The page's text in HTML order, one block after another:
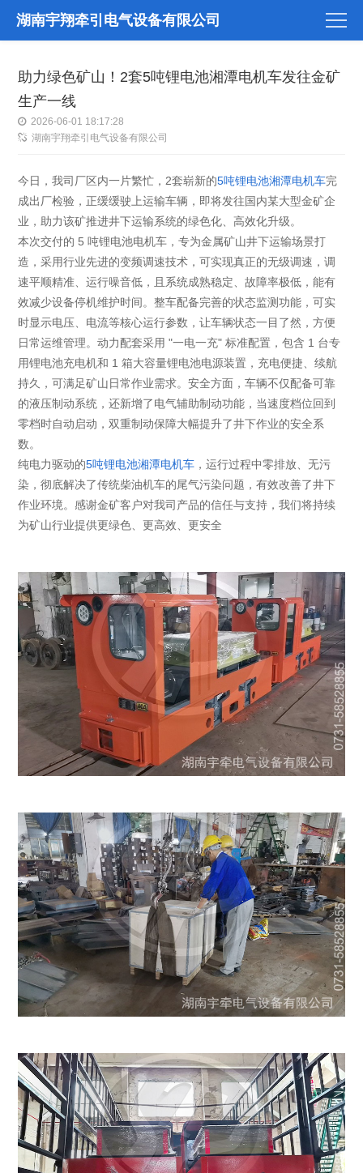
湖南宇翔牵引电气设备有限公司
助力绿色矿山！2套5吨锂电池湘潭电机车发往金矿
生产一线
2026-06-01 18:17:28
湖南宇翔牵引电气设备有限公司
今日，我司厂区内一片繁忙，2套崭新的5吨锂电池湘潭电机车完
成出厂检验，正缓缓驶上运输车辆，即将发往国内某大型金矿企
业，助力该矿推进井下运输系统的绿色化、高效化升级。
本次交付的 5 吨锂电池电机车，专为金属矿山井下运输场景打
造，采用行业先进的变频调速技术，可实现真正的无级调速，调
速平顺精准、运行噪音低，且系统成熟稳定、故障率极低，能有
效减少设备停机维护时间。整车配备完善的状态监测功能，可实
时显示电压、电流等核心运行参数，让车辆状态一目了然，方便
日常运维管理。动力配套采用 "一电一充" 标准配置，包含 1 台专
用锂电池充电机和 1 箱大容量锂电池电源装置，充电便捷、续航
持久，可满足矿山日常作业需求。安全方面，车辆不仅配备可靠
的液压制动系统，还新增了电气辅助制动功能，当速度档位回到
零档时自动启动，双重制动保障大幅提升了井下作业的安全系
数。
纯电力驱动的5吨锂电池湘潭电机车 ，运行过程中零排放、无污
染，彻底解决了传统柴油机车的尾气污染问题，有效改善了井下
作业环境。感谢金矿客户对我司产品的信任与支持，我们将持续
为矿山行业提供更绿色、更高效、更安全